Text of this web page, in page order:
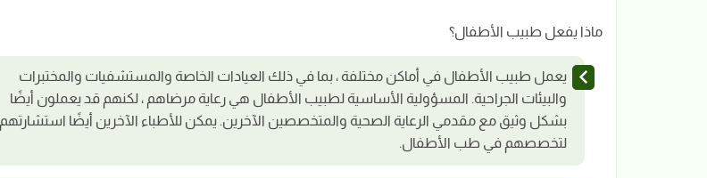
ماذا يفعل طبيب الأطفال؟
يعمل طبيب الأطفال في أماكن مختلفة ، بما في ذلك العيادات الخاصة والمستشفيات والمختبرات
والبيئات الجراحية. المسؤولية الأساسية لطبيب الأطفال هي رعاية مرضاهم ، لكنهم قد يعملون أيضًا
بشكل وثيق مع مقدمي الرعاية الصحية والمتخصصين الآخرين. يمكن للأطباء الآخرين أيضًا استشارتهم
لتخصصهم في طب الأطفال.